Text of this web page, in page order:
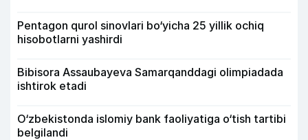
Pentagon qurol sinovlari bo‘yicha 25 yillik ochiq
hisobotlarni yashirdi
Bibisora Assaubayeva Samarqanddagi olimpiadada
ishtirok etadi
O‘zbekistonda islomiy bank faoliyatiga o‘tish tartibi
belgilandi